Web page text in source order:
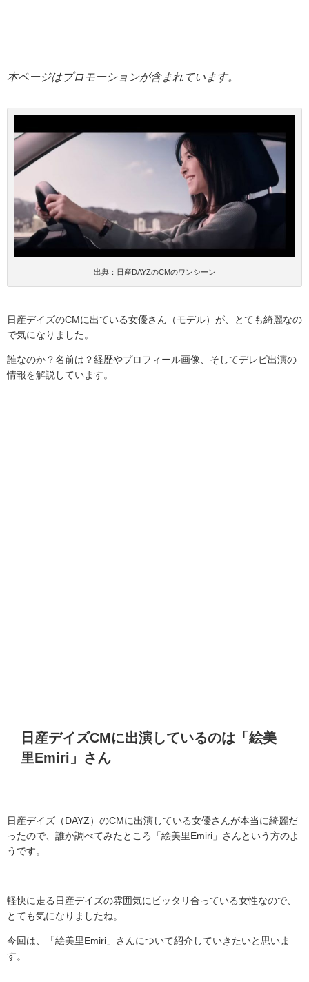
本ページはプロモーションが含まれています。
出典：日産DAYZのCMのワンシーン
日産デイズのCMに出ている女優さん（モデル）が、とても綺麗なの
で気になりました。
誰なのか？名前は？経歴やプロフィール画像、そしてデレビ出演の
情報を解説しています。
日産デイズCMに出演しているのは「絵美
里Emiri 」さん
日産デイズ（ DAYZ ）のCM に出演している女優さんが本当に綺麗だ
ったので、誰か調べてみたところ「絵美里 Emiri 」さんという方のよ
うです。
軽快に走る日産デイズの雰囲気にピッタリ合っている女性なので、
とても気になりましたね。
今回は、「絵美里 Emiri 」さんについて紹介していきたいと思いま
す。